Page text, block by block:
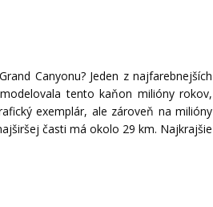
Canyonu? Jeden z najfarebnejších
tento kaňon milióny rokov,
exemplár, ale zároveň na milióny
časti má okolo 29 km. Najkrajšie